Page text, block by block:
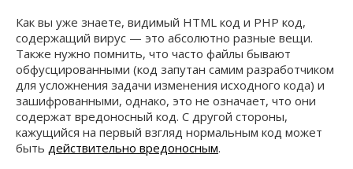
Как вы уже знаете, видимый HTML код и PHP код,
содержащий вирус — это абсолютно разные вещи.
Также нужно помнить, что часто файлы бывают
обфусцированными (код запутан самим разработчиком
для усложнения задачи изменения исходного кода) и
зашифрованными, однако, это не означает, что они
содержат вредоносный код. С другой стороны,
кажущийся на первый взгляд нормальным код может
быть действительно вредоносным.